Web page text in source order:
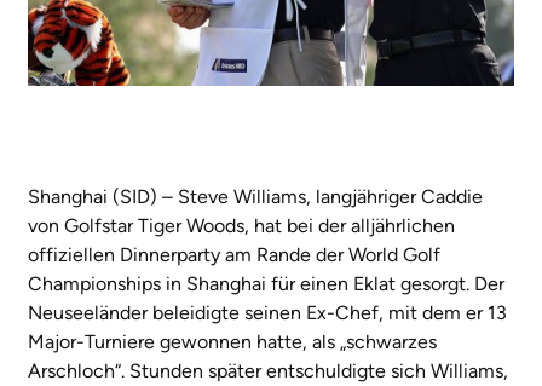
Shanghai (SID) – Steve Williams, langjähriger Caddie
von Golfstar Tiger Woods, hat bei der alljährlichen
offiziellen Dinnerparty am Rande der World Golf
Championships in Shanghai für einen Eklat gesorgt. Der
Neuseeländer beleidigte seinen Ex-Chef, mit dem er 13
Major-Turniere gewonnen hatte, als „schwarzes
Arschloch“. Stunden später entschuldigte sich Williams,